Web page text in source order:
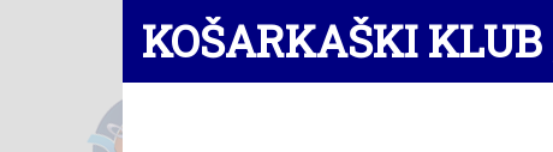
KOŠARKAŠKI KLUB